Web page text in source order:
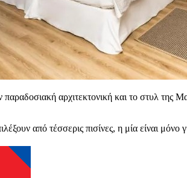
παραδοσιακή αρχιτεκτονική και το στυλ
από τέσσερις πισίνες, η μία είναι